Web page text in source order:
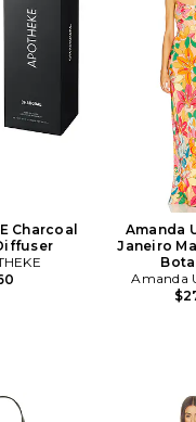
Charcoal
Amanda
Janeiro
Amanda